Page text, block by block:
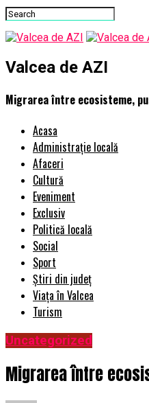
Valcea de AZI
Migrarea între ecosisteme,
Acasa
Administrație locală
Afaceri
Cultură
Eveniment
Exclusiv
Politică locală
Social
Sport
Știri din județ
Viața în Valcea
Turism
Uncategorized
Migrarea între